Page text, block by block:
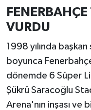
VURDU
1998 yılında başkan
boyunca
dönemde 6 Süper
Şükrü Saracoğlu
Arena'nın inşası ve